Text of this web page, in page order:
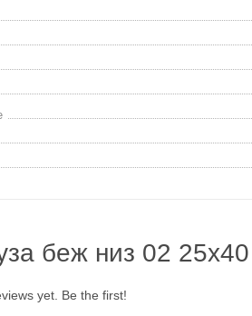
беж низ 02
yet. Be the first!